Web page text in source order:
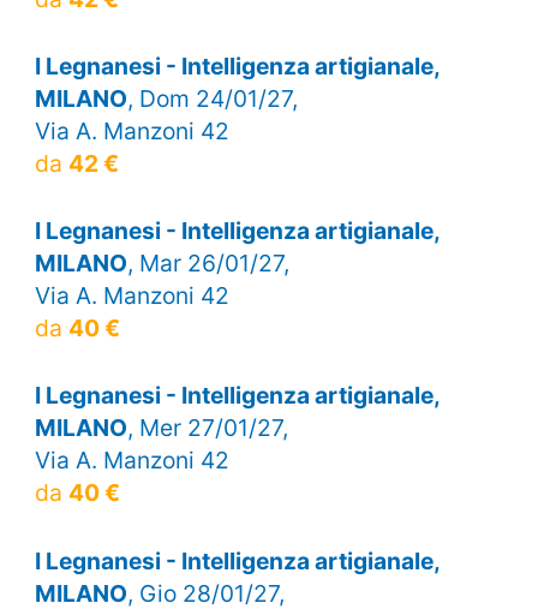
I Legnanesi - Intelligenza artigianale,
MILANO, Dom 24/01/27,
Via A. Manzoni 42
da 42 €
I Legnanesi - Intelligenza artigianale,
MILANO, Mar 26/01/27,
Via A. Manzoni 42
da 40 €
I Legnanesi - Intelligenza artigianale,
MILANO, Mer 27/01/27,
Via A. Manzoni 42
da 40 €
I Legnanesi - Intelligenza artigianale,
MILANO, Gio 28/01/27,